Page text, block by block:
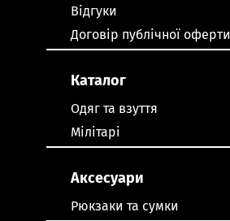
Відгуки
Договір публічної оферти
Каталог
Одяг та взуття
Мілітарі
Аксесуари
Рюкзаки та сумки